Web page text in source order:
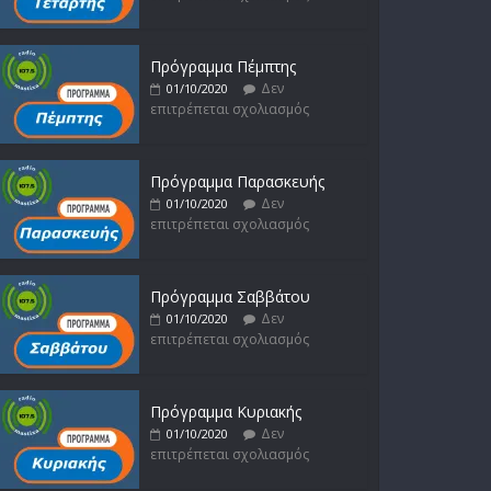
Πρόγραμμα Πέμπτης
01/10/2020
Δεν
επιτρέπεται σχολιασμός
Πρόγραμμα Παρασκευής
01/10/2020
Δεν
επιτρέπεται σχολιασμός
Πρόγραμμα Σαββάτου
01/10/2020
Δεν
επιτρέπεται σχολιασμός
Πρόγραμμα Κυριακής
01/10/2020
Δεν
επιτρέπεται σχολιασμός